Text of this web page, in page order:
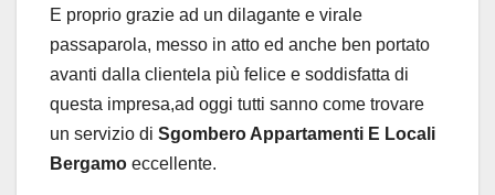
E proprio grazie ad un dilagante e virale
passaparola, messo in atto ed anche ben portato
avanti dalla clientela più felice e soddisfatta di
questa impresa,ad oggi tutti sanno come trovare
un servizio di Sgombero Appartamenti E Locali
Bergamo eccellente.